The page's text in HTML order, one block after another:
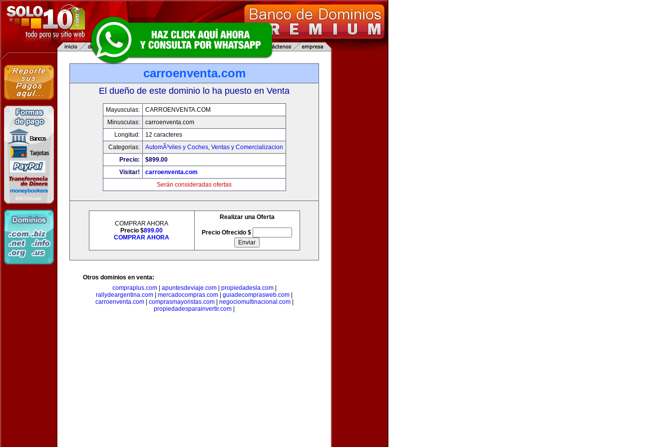
carroenventa.com
El dueño de este dominio lo ha puesto en Venta
Mayusculas:
CARROENVENTA.COM
Minusculas:
carroenventa.com
Longitud:
12 caracteres
Categorias:
AutomÃ³viles y Coches, Ventas y Comercializacion
Precio:
$899.00
Visitar!
carroenventa.com
Serán consideradas ofertas
COMPRAR AHORA
Precio $899.00
COMPRAR AHORA
Realizar una Oferta
Precio Ofrecido $
Otros dominios en venta:
compraplus.com| apuntesdeviaje.com| propiedadesla.com|
rallydeargentina.com
mercadocompras.com guiadecomprasweb.com
carroenventa.com| comprasmayoristas.com| negociomultinacional.com|
propiedadesparainvertir.com